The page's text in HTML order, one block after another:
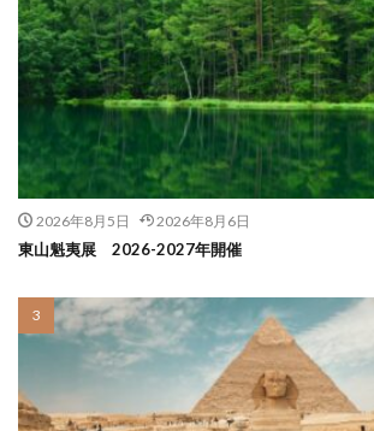
2026年8月5日 2026年8月6日
東山魁夷展 2026-2027年開催